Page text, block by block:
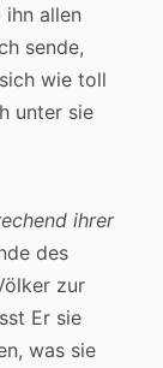
allen
sende,
wie toll
unter sie
ihrer
des
zur
Er sie
was sie